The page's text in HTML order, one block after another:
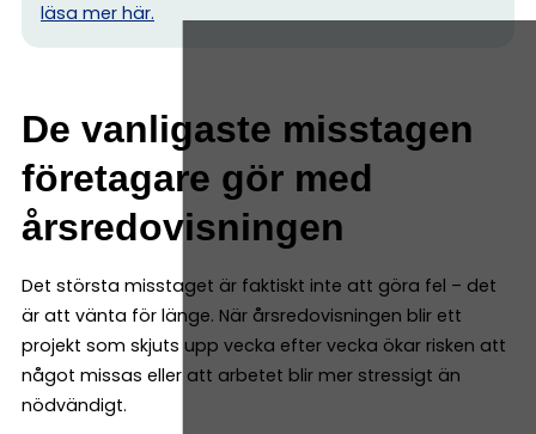
läsa mer här.
De vanligaste misstagen
företagare gör med
årsredovisningen
Det största misstaget är faktiskt inte att göra fel – det
är att vänta för länge. När årsredovisningen blir ett
projekt som skjuts upp vecka efter vecka ökar risken att
något missas eller att arbetet blir mer stressigt än
nödvändigt.